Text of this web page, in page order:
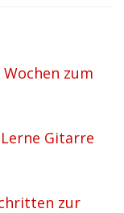
zum
Gitarre
zur